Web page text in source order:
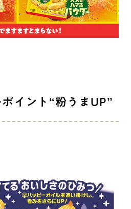
イント“粉うまUP”